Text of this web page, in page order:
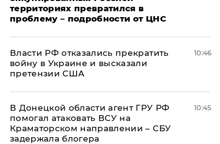
территориях превратился в
проблему – подробности от ЦНС
Власти РФ отказались прекратить
войну в Украине и высказали
претензии США
10:46
В Донецкой области агент ГРУ РФ
помогал атаковать ВСУ на
Краматорском направлении – СБУ
задержала блогера
10:45